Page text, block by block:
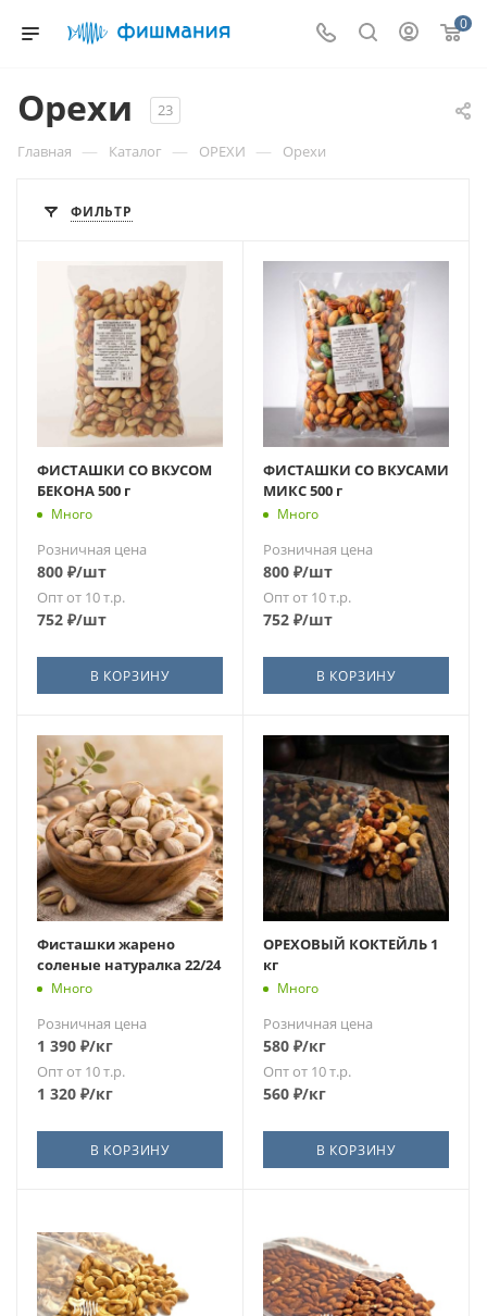
0
Орехи 23
Главная — Каталог — ОРЕХИ — Орехи
ФИЛЬТР
ФИСТАШКИ СО ВКУСОМ
БЕКОНА 500 г
Много
Розничная цена
800 ₽/шт
Опт от 10 т.р.
752 ₽/шт
В КОРЗИНУ
ФИСТАШКИ СО ВКУСАМИ
МИКС 500 г
Много
Розничная цена
800 ₽/шт
Опт от 10 т.р.
752 ₽/шт
В КОРЗИНУ
Фисташки жарено
соленые натуралка 22/24
Много
Розничная цена
1 390 ₽/кг
Опт от 10 т.р.
1 320 ₽/кг
В КОРЗИНУ
ОРЕХОВЫЙ КОКТЕЙЛЬ 1
кг
Много
Розничная цена
580 ₽/кг
Опт от 10 т.р.
560 ₽/кг
В КОРЗИНУ